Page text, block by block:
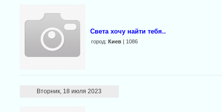
Света хочу найти тебя..
город: Киев | 1086
Вторник, 18 июля 2023